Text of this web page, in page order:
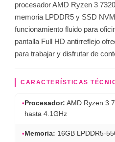
procesador AMD Ryzen 3
memoria LPDDR5 y SSD
funcionamiento fluido para
pantalla Full HD antirreflejo
para trabajar y disfrutar de
CARACTERÍSTICAS
• Procesador: AMD Ryzen 3
hasta 4.1GHz
• Memoria: 16GB LPDDR5-